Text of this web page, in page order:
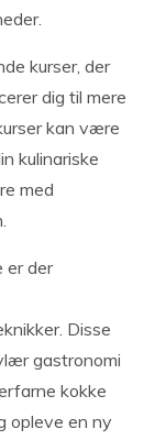
kurser, der
dig til mere
kan være
kulinariske
med
er der
Disse
gastronomi
kokke
opleve en ny